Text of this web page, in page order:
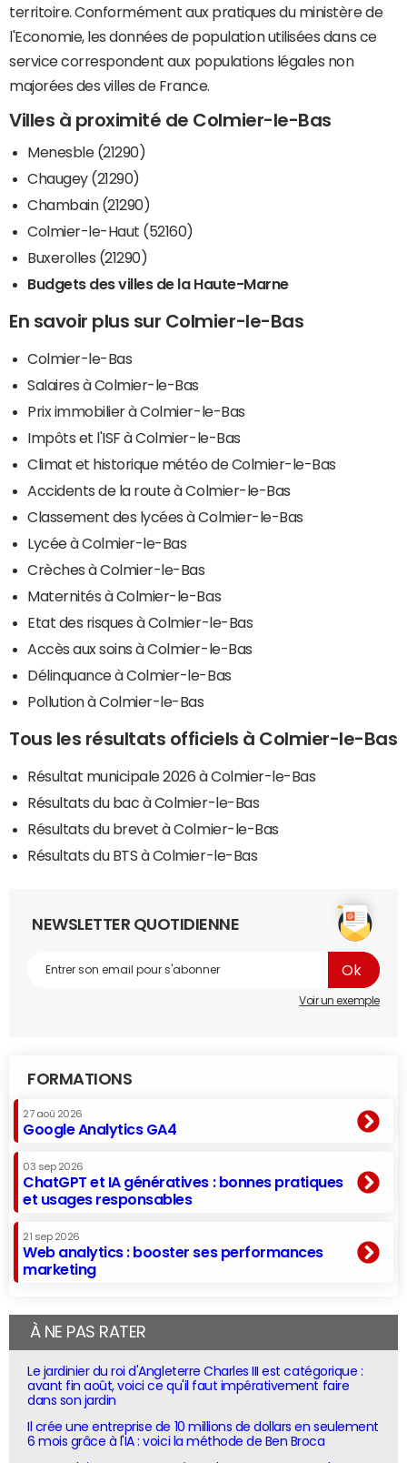
territoire. Conformément aux pratiques du ministère de
l'Economie, les données de population utilisées dans ce
service correspondent aux populations légales non
majorées des villes de France.
Villes à proximité de Colmier-le-Bas
Menesble (21290)
Chaugey (21290)
Chambain (21290)
Colmier-le-Haut (52160)
Buxerolles (21290)
Budgets des villes de la Haute-Marne
En savoir plus sur Colmier-le-Bas
Colmier-le-Bas
Salaires à Colmier-le-Bas
Prix immobilier à Colmier-le-Bas
Impôts et l'ISF à Colmier-le-Bas
Climat et historique météo de Colmier-le-Bas
Accidents de la route à Colmier-le-Bas
Classement des lycées à Colmier-le-Bas
Lycée à Colmier-le-Bas
Crèches à Colmier-le-Bas
Maternités à Colmier-le-Bas
Etat des risques à Colmier-le-Bas
Accès aux soins à Colmier-le-Bas
Délinquance à Colmier-le-Bas
Pollution à Colmier-le-Bas
Tous les résultats officiels à Colmier-le-Bas
Résultat municipale 2026 à Colmier-le-Bas
Résultats du bac à Colmier-le-Bas
Résultats du brevet à Colmier-le-Bas
Résultats du BTS à Colmier-le-Bas
NEWSLETTER QUOTIDIENNE
Voir un exemple
FORMATIONS
27 aoû 2026
Google Analytics GA4
03 sep 2026
ChatGPT et IA génératives : bonnes pratiques
et usages responsables
21 sep 2026
Web analytics : booster ses performances
marketing
À NE PAS RATER
Le jardinier du roi d'Angleterre Charles III est catégorique :
avant fin août, voici ce qu'il faut impérativement faire
dans son jardin
Il crée une entreprise de 10 millions de dollars en seulement
6 mois grâce à l'IA : voici la méthode de Ben Broca